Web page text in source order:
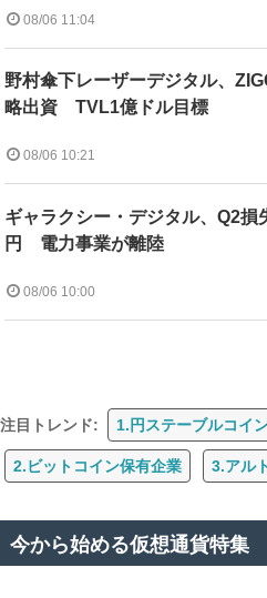
08/06 11:04
野村傘下レーザーデジタル、
略出資 TVL1億ドル目標
08/06 10:21
ギャラクシー・デジタル、Q2損
円 電力事業が離陸
08/06 10:00
注目トレンド: 1.円ステーブルコイ
2.ビットコイン保有企業 3.アル
今から始める仮想通貨特集